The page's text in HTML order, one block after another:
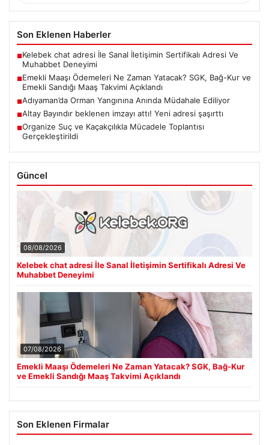
Son Eklenen Haberler
■Kelebek chat adresi İle Sanal İletişimin Sertifikalı Adresi Ve
Muhabbet Deneyimi
■Emekli Maaşı Ödemeleri Ne Zaman Yatacak? SGK, Bağ-Kur ve
Emekli Sandığı Maaş Takvimi Açıklandı
■Adıyaman’da Orman Yangınına Anında Müdahale Ediliyor
■Altay Bayındır beklenen imzayı attı! Yeni adresi şaşırttı
■Organize Suç ve Kaçakçılıkla Mücadele Toplantısı
Gerçekleştirildi
Güncel
08/08/2026
Kelebek chat adresi İle Sanal İletişimin Sertifikalı Adresi Ve
Muhabbet Deneyimi
07/08/2026
Emekli Maaşı Ödemeleri Ne Zaman Yatacak? SGK, Bağ-Kur
ve Emekli Sandığı Maaş Takvimi Açıklandı
Son Eklenen Firmalar